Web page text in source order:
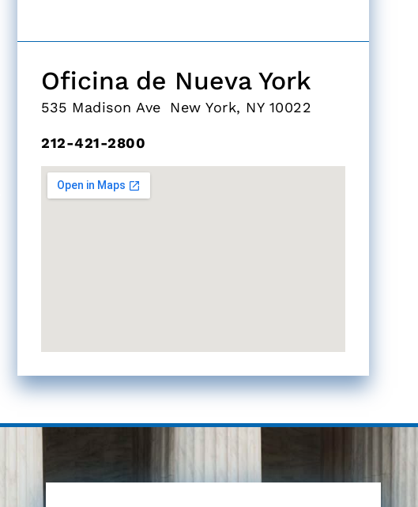
Oficina de Nueva York
535 Madison Ave New York, NY 10022
212-421-2800